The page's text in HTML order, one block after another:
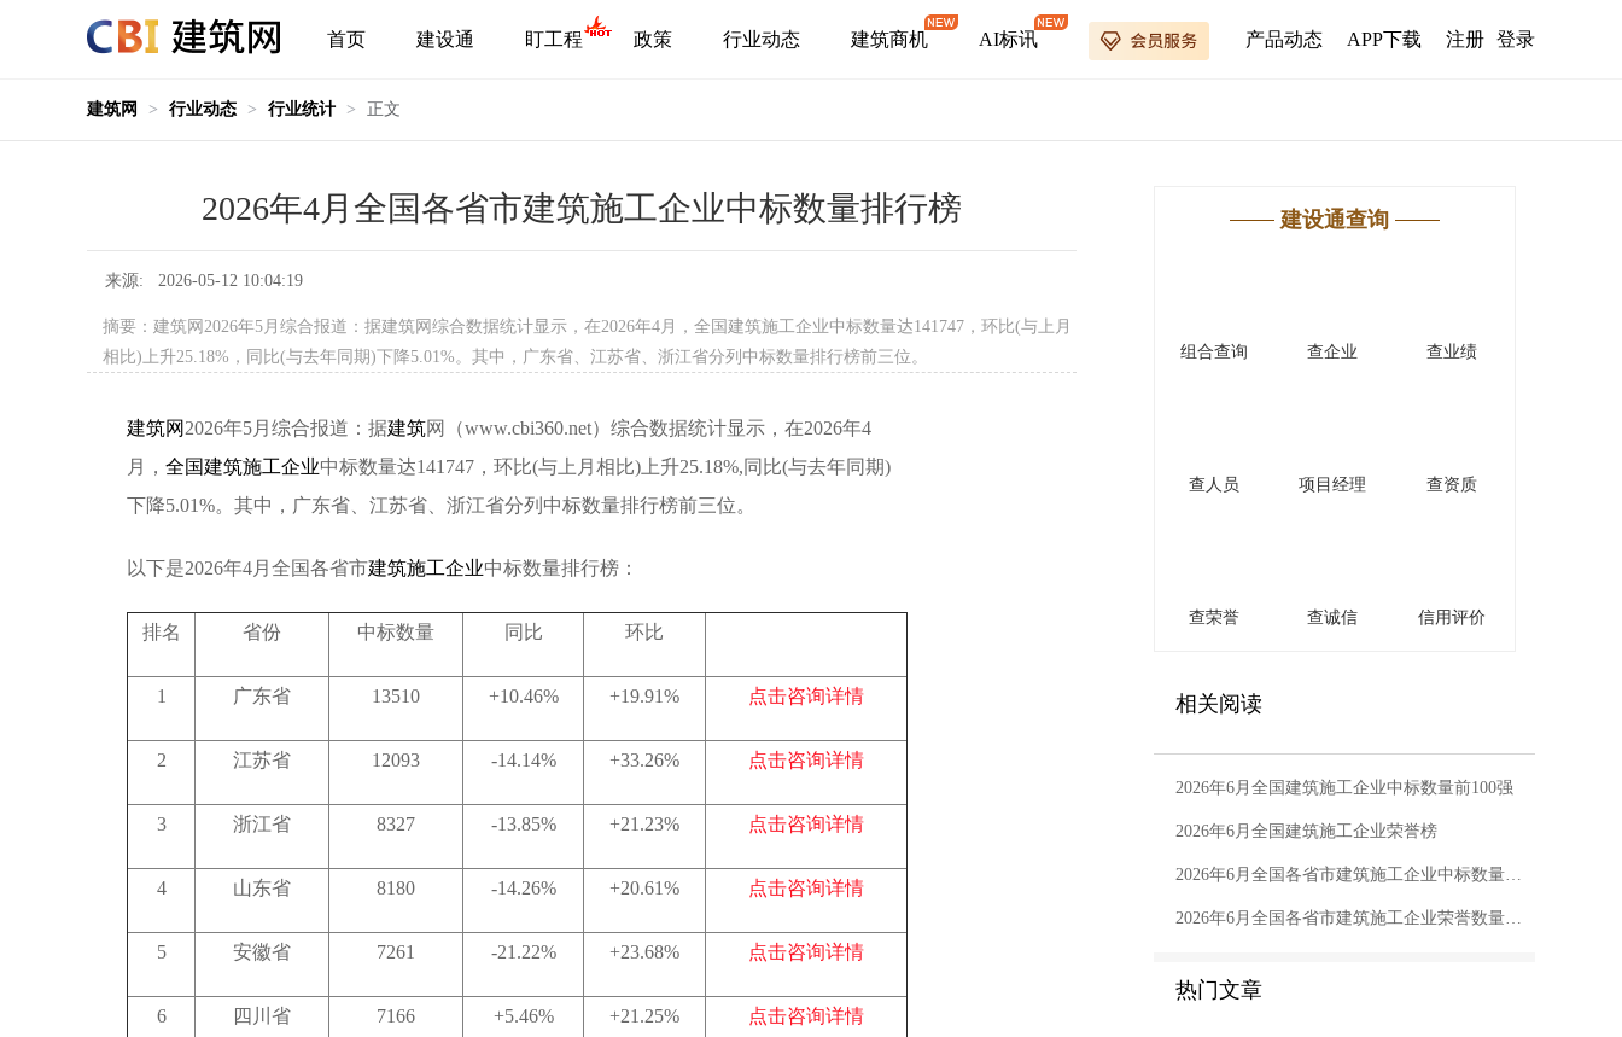
首页 建设通 盯工程 政策 行业动态 建筑商机 AI标讯 产品动态 APP下载 注册 登录
建筑网 > 行业动态 > 行业统计 > 正文
2026年4月全国各省市建筑施工企业中标数量排行榜
来源: 2026-05-12 10:04:19
摘要：建筑网2026年5月综合报道：据建筑网综合数据统计显示，在2026年4月，全国建筑施工企业中标数量达141747，环比(与上月
相比)上升25.18%，同比(与去年同期)下降5.01%。其中，广东省、江苏省、浙江省分列中标数量排行榜前三位。
建筑网 2026年5月综合报道：据建筑网（www.cbi360.net）综合数据统计显示，在2026年4
月， 全国建筑施工企业中标数量达141747，环比(与上月相比)上升25.18%,同比(与去年同期)
下降5.01%。其中，广东省、江苏省、浙江省分列中标数量排行榜前三位。
以下是2026年4月全国各省市建筑施工企业中标数量排行榜：
排名 省份 中标数量 同比 环比
1 广东省 13510 +10.46% +19.91% 点击咨询详情
2 江苏省 12093 -14.14% +33.26% 点击咨询详情
3 浙江省 8327 -13.85% +21.23% 点击咨询详情
4 山东省 8180 -14.26% +20.61% 点击咨询详情
5 安徽省 7261 -21.22% +23.68% 点击咨询详情
6 四川省 7166 +5.46% +21.25% 点击咨询详情
建设通查询
组合查询 查企业 查业绩
查人员 项目经理 查资质
查荣誉 查诚信 信用评价
相关阅读
2026年6月全国建筑施工企业中标数量前100强
2026年6月全国建筑施工企业荣誉榜
2026年6月全国各省市建筑施工企业中标数量排行榜
2026年6月全国各省市建筑施工企业荣誉数量排行榜
热门文章